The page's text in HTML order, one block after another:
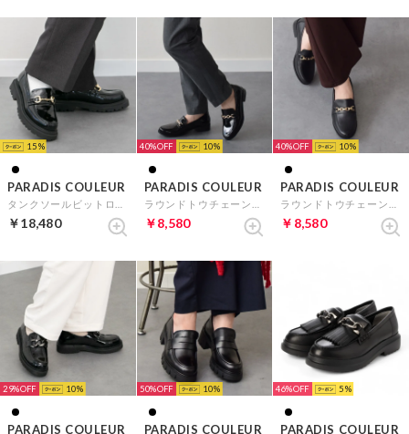
15
PARADIS COULEUR
￥18,480
40% 10
PARADIS COULEUR
￥8,580
40% 10
PARADIS COULEUR
￥8,580
29% 10
PARADIS COULEUR
50% 10
PARADIS COULEUR
46% 5
PARADIS COULEUR